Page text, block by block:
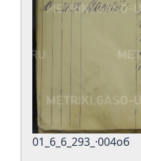
01_6_6_293_·004об